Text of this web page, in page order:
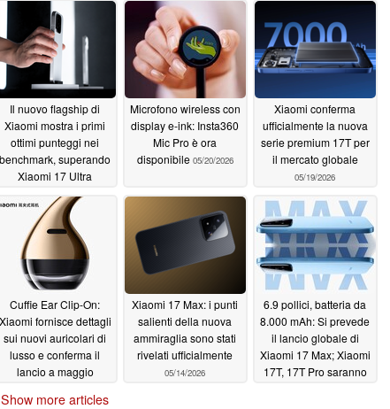
Il nuovo flagship di
Xiaomi mostra i primi
ottimi punteggi nei
benchmark, superando
Xiaomi 17 Ultra
05/20/2026
Microfono wireless con
display e-ink: Insta360
Mic Pro è ora
disponibile 05/20/2026
Xiaomi conferma
ufficialmente la nuova
serie premium 17T per
il mercato globale
05/19/2026
Cuffie Ear Clip-On:
Xiaomi fornisce dettagli
sui nuovi auricolari di
lusso e conferma il
lancio a maggio
Xiaomi 17 Max: i punti
salienti della nuova
ammiraglia sono stati
rivelati ufficialmente
05/14/2026
6.9 pollici, batteria da
8.000 mAh: Si prevede
il lancio globale di
Xiaomi 17 Max; Xiaomi
17T, 17T Pro saranno
Show more articles